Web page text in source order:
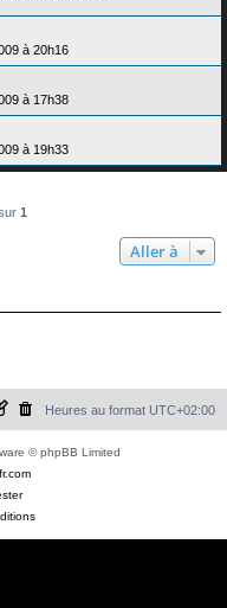
à 20h16
à 17h38
à 19h33
1
Aller à
Heures au format UTC+02:00
© phpBB Limited